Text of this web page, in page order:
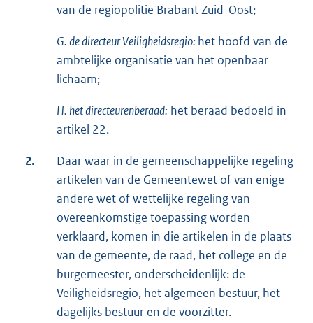
van de regiopolitie Brabant Zuid-Oost;
G. de directeur Veiligheidsregio: het hoofd van de
ambtelijke organisatie van het openbaar
lichaam;
H. het directeurenberaad: het beraad bedoeld in
artikel 22.
2.
Daar waar in de gemeenschappelijke regeling
artikelen van de Gemeentewet of van enige
andere wet of wettelijke regeling van
overeenkomstige toepassing worden
verklaard, komen in die artikelen in de plaats
van de gemeente, de raad, het college en de
burgemeester, onderscheidenlijk: de
Veiligheidsregio, het algemeen bestuur, het
dagelijks bestuur en de voorzitter.